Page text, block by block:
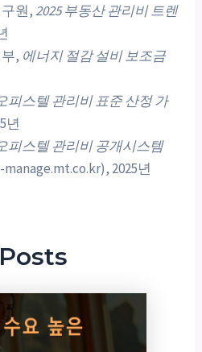
구원,2025 부동산 관리비 트렌
, 에너지 절감 설비 보조금
피스텔 관리비 표준 산정 가
년
피스텔 관리비 공개시스템
2025년